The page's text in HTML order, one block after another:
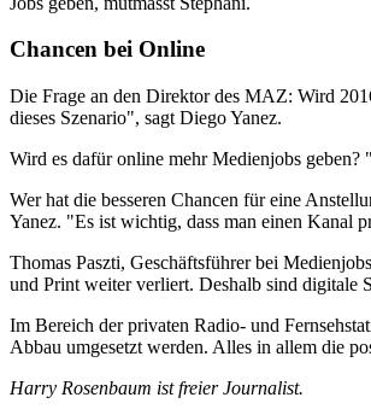
Chancen bei Online
Die Frage an den Direktor des MAZ: Wird
dieses Szenario", sagt Diego Yanez.
Wird es dafür online mehr Medienjobs
Wer hat die besseren Chancen für eine
Yanez. "Es ist wichtig, dass man einen Kanal
Thomas Paszti, Geschäftsführer bei
und Print weiter verliert. Deshalb sind digitale
Im Bereich der privaten Radio- und
Abbau umgesetzt werden. Alles in allem die
Harry Rosenbaum ist freier Journalist.